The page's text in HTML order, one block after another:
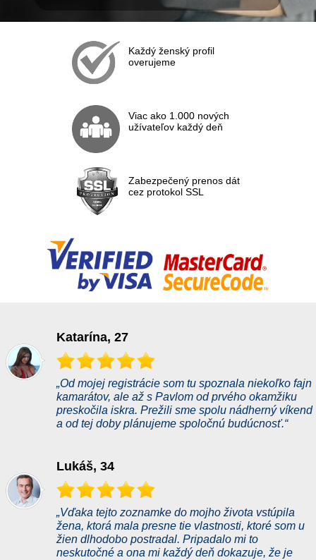
Každý ženský profil
overujeme
Viac ako 1.000 nových
užívateľov každý deň
Zabezpečený prenos dát
cez protokol SSL
„Od mojej registrácie som tu spoznala niekoľko fajn
kamarátov, ale až s Pavlom od prvého okamžiku
preskočila iskra. Prežili sme spolu nádherný víkend
a od tej doby plánujeme spoločnú budúcnosť.“
Katarína, 27
„Vďaka tejto zoznamke do mojho života vstúpila
žena, ktorá mala presne tie vlastnosti, ktoré som u
žien dlhodobo postradal. Pripadalo mi to
neskutočné a ona mi každý deň dokazuje, že je
Lukáš, 34